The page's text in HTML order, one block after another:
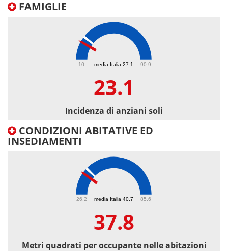
FAMIGLIE
media Italia 27.1
10 90.9
23.1
Incidenza di anziani soli
CONDIZIONI ABITATIVE ED
INSEDIAMENTI
media Italia 40.7
26.2 85.6
37.8
Metri quadrati per occupante nelle abitazioni